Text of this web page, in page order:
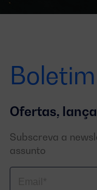
Ofertas,
Subscreva a
assunto